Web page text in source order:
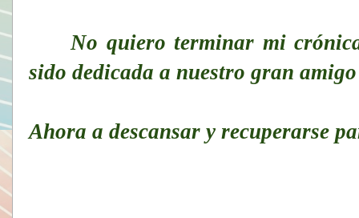
No quiero terminar mi crónica
sido dedicada a nuestro gran
Ahora a descansar y recuperarse